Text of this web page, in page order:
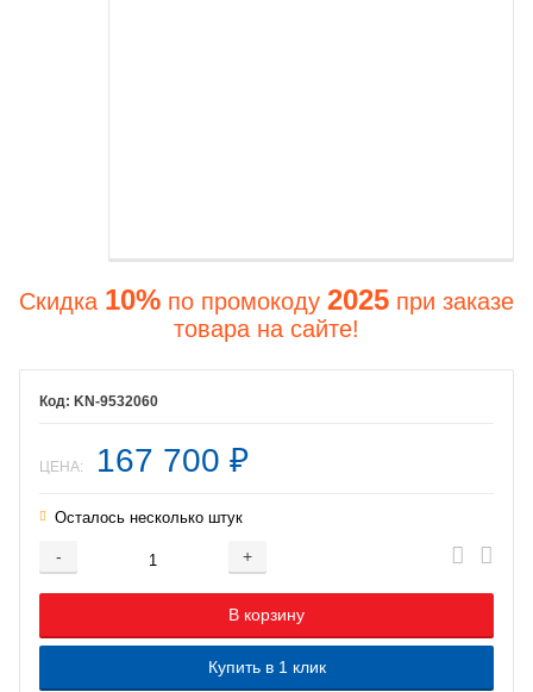
Скидка 10% по промокоду 2025 при заказе
товара на сайте!
KN-9532060
ЦЕНА: 167 700 ₽
Осталось несколько штук
- +
Добавляется...
В корзину
Добавлен
Купить в 1 клик